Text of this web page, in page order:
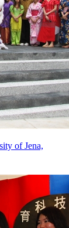
of Jena,